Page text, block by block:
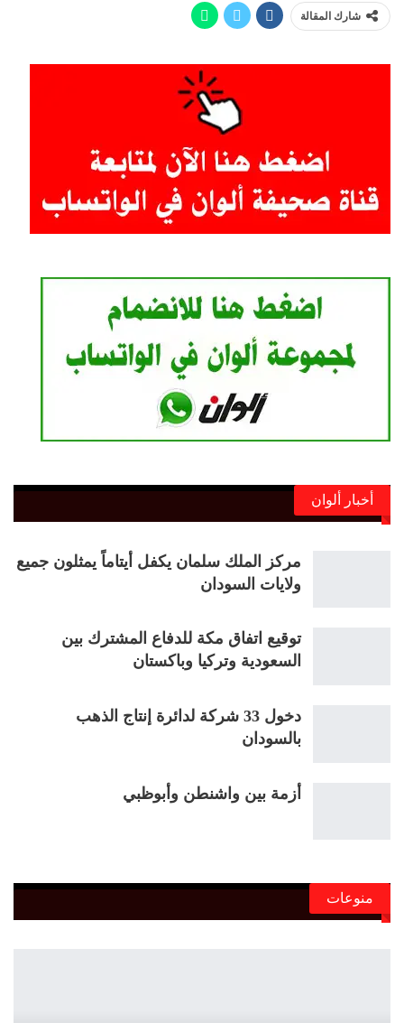
شارك المقالة
أخبار ألوان
مركز الملك سلمان يكفل أيتاماً يمثلون جميع
ولايات السودان
توقيع اتفاق مكة للدفاع المشترك بين
السعودية وتركيا وباكستان
دخول 33 شركة لدائرة إنتاج الذهب
بالسودان
أزمة بين واشنطن وأبوظبي
منوعات